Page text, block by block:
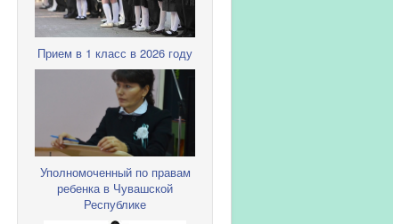
Прием в 1 класс в 2026 году
Уполномоченный по правам
ребенка в Чувашской
Республике